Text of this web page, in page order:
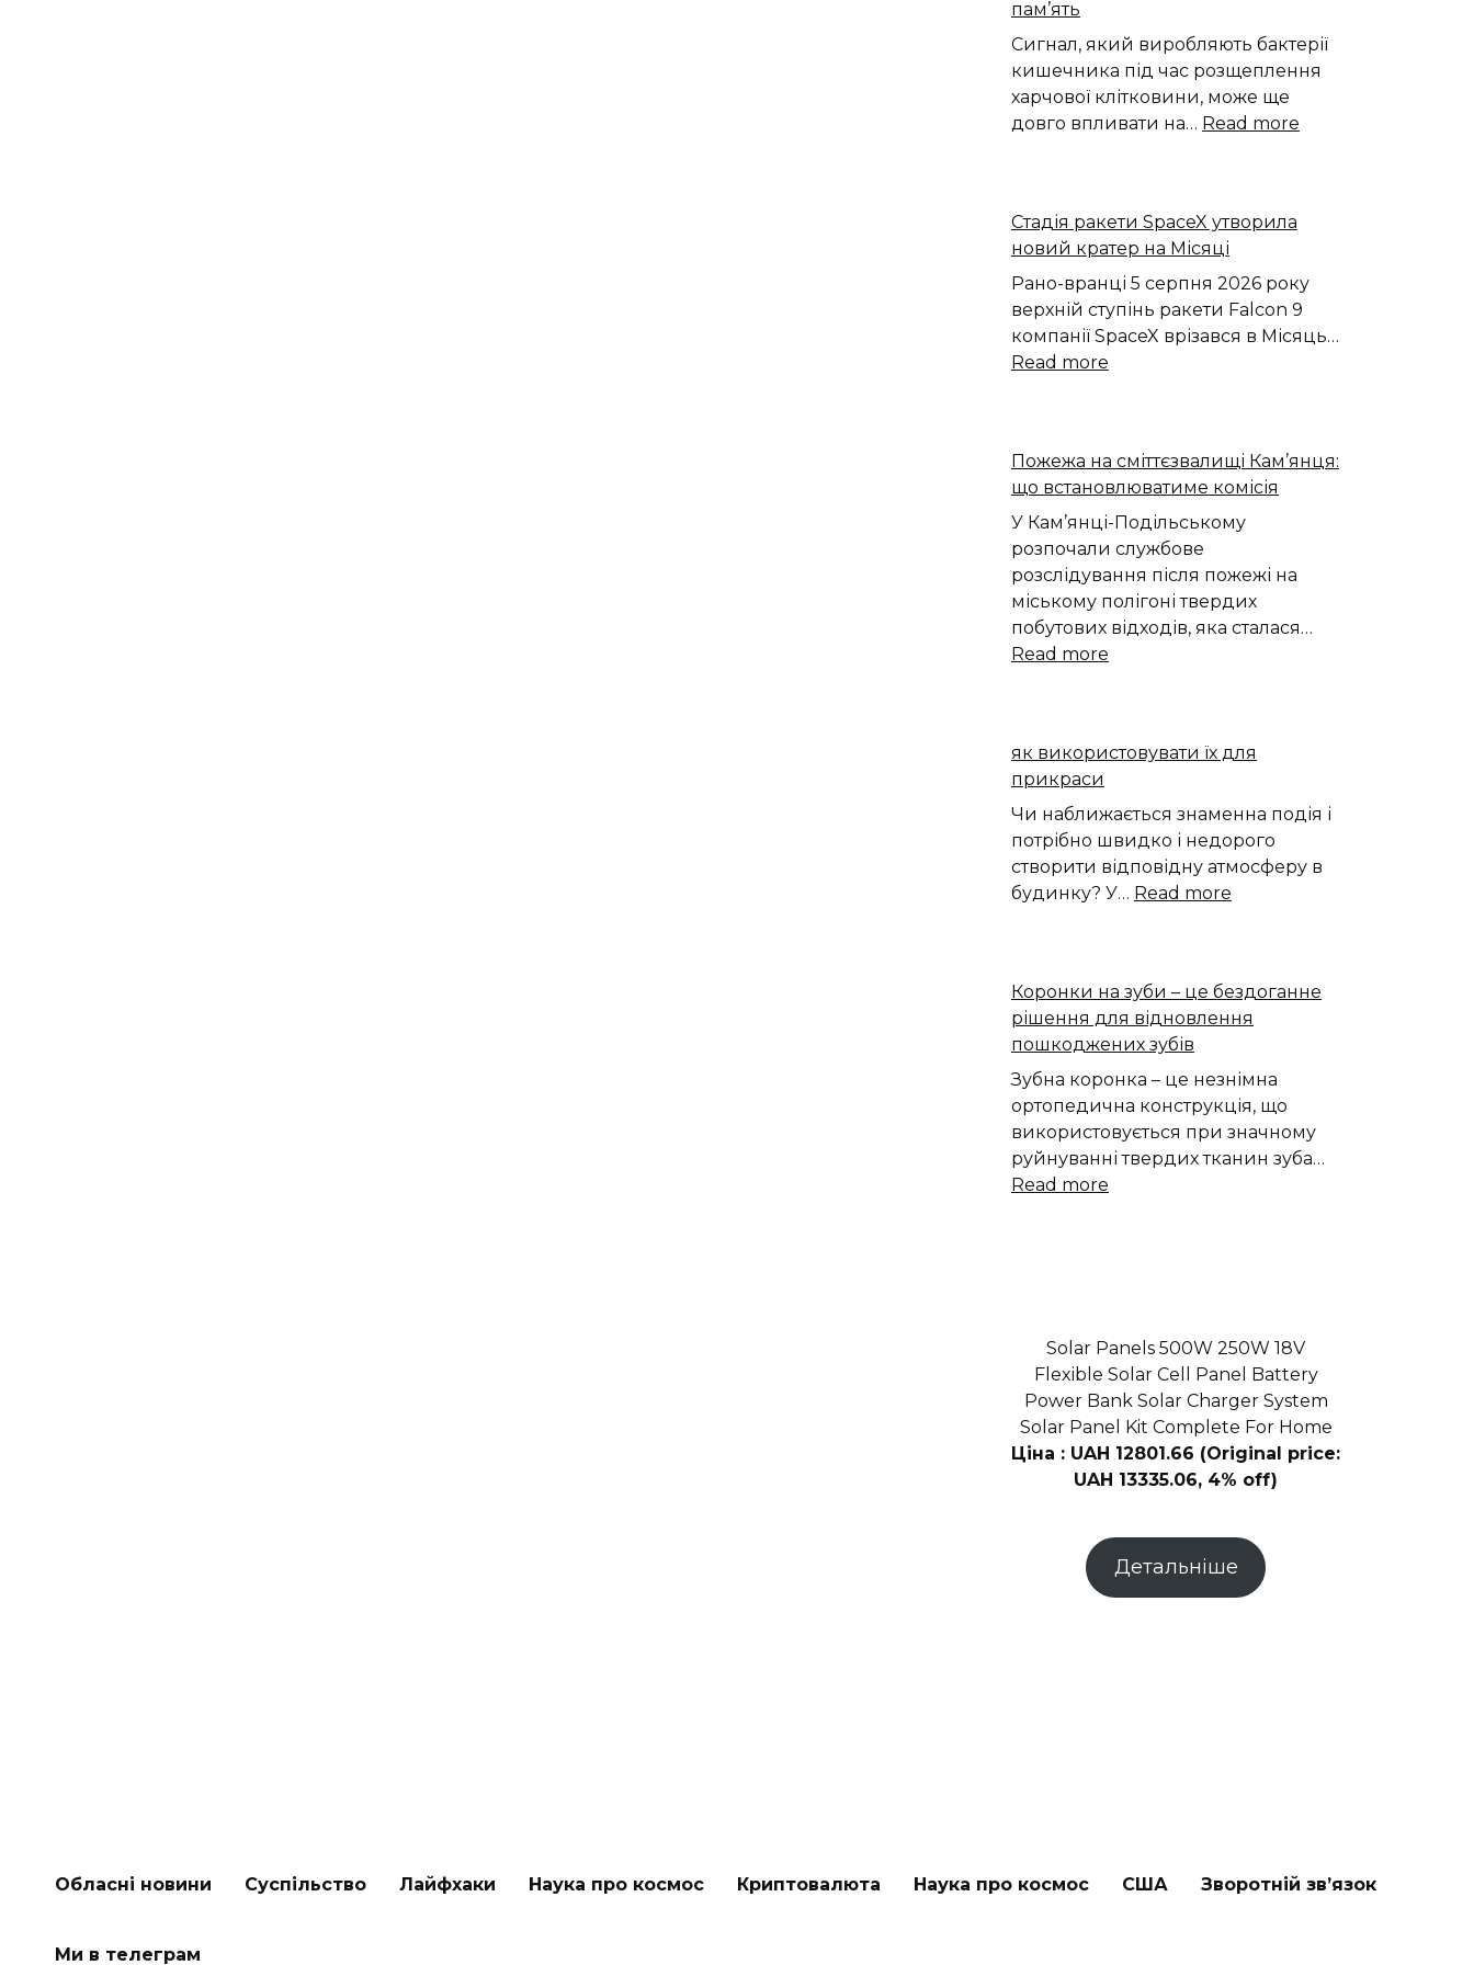
пам’ять
Сигнал, який виробляють бактерії
кишечника під час розщеплення
харчової клітковини, може ще
довго впливати на… Read more
протизапальну
пам’ять
Стадія ракети SpaceX утворила
новий кратер на Місяці
Рано-вранці 5 серпня 2026 року
верхній ступінь ракети Falcon 9
компанії SpaceX врізався в Місяць…
Read more
утворила
новий
кратер
на
Місяці
Пожежа на сміттєзвалищі Кам’янця:
що встановлюватиме комісія
У Кам’янці-Подільському
розпочали службове
розслідування після пожежі на
міському полігоні твердих
побутових відходів, яка сталася…
Read more
Кам’янця:
встановлюватиме
комісія
як використовувати їх для
прикраси
Чи наближається знаменна подія і
потрібно швидко і недорого
створити відповідну атмосферу в
будинку? У… Read more
для
прикраси
Коронки на зуби – це бездоганне
рішення для відновлення
пошкоджених зубів
Зубна коронка – це незнімна
ортопедична конструкція, що
використовується при значному
руйнуванні твердих тканин зуба…
Read more
бездоганне
рішення
для
відновлення
пошкоджених
зубів
Solar Panels 500W 250W 18V
Flexible Solar Cell Panel Battery
Power Bank Solar Charger System
Solar Panel Kit Complete For Home
Ціна : UAH 12801.66 (Original price:
UAH 13335.06, 4% off)
Детальніше
Обласні новини Суспільство Лайфхаки Наука про космос Криптовалюта Наука про космос США Зворотній зв’язок
Ми в телеграм